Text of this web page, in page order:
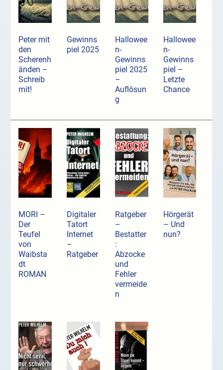
Peter mit
den
Scherenh
änden –
Schreib
mit!
Gewinns
piel 2025
Hallowee
n-
Gewinns
piel 2025
–
Auflösun
g
Hallowee
n-
Gewinns
piel –
Letzte
Chance
MORI –
Der
Teufel
von
Waibsta
dt
ROMAN
Digitaler
Tatort
Internet
–
Ratgeber
Ratgeber
–
Bestatter
:
Abzocke
und
Fehler
vermeide
n
Hörgerät
– Und
nun?